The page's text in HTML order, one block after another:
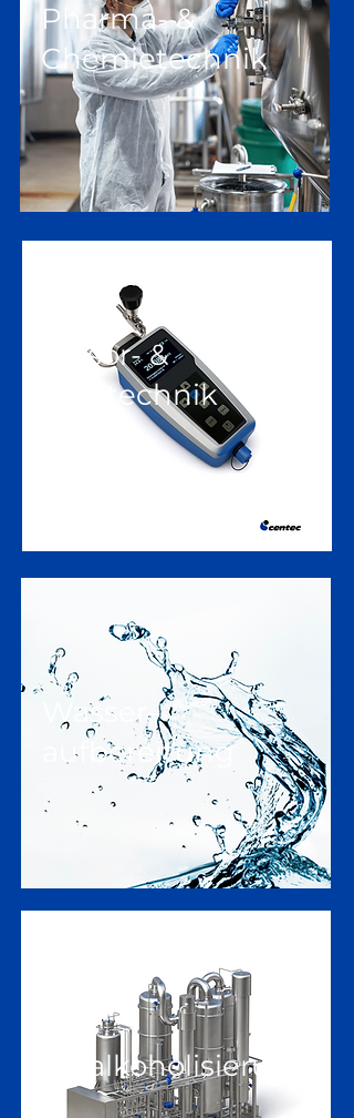
Pharma- &
Chemietechnik
Sensor- &
Messtechnik
Wasser-
aufbereitung
Entalkoholisierung